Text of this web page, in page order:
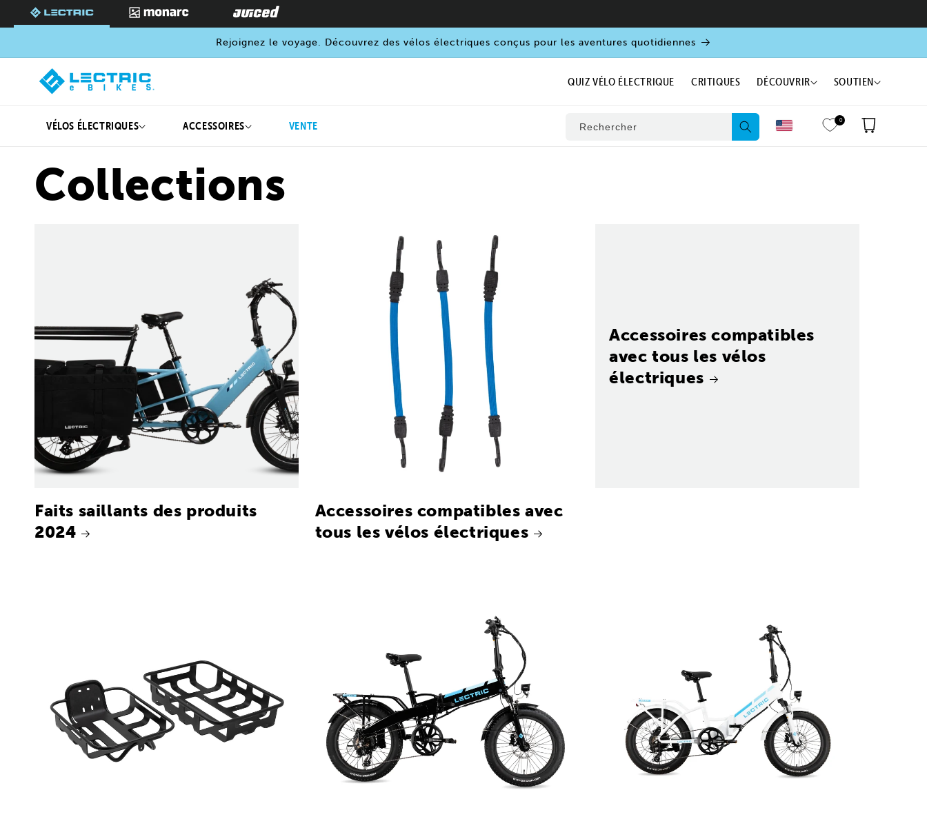
AU
CONTENU
Rejoignez le voyage. Découvrez des vélos électriques conçus pour les aventures quotidiennes
VÉLOS ÉLECTRIQUES ACCESSOIRES VENTE Rechercher
0 Panier
QUIZ VÉLO ÉLECTRIQUE CRITIQUES DÉCOUVRIR SOUTIEN
Collections
Faits saillants des produits
2024
Accessoires compatibles avec
tous les vélos électriques
Accessoires compatibles
avec tous les vélos
électriques